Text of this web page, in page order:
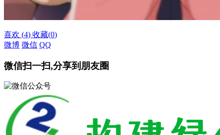
喜欢 (4) 收藏(0)
微博 微信 QQ
微信扫一扫,分享到朋友圈